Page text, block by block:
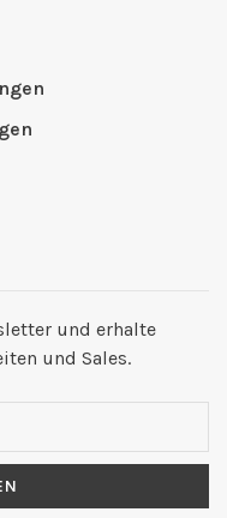
und erhalte
und Sales.